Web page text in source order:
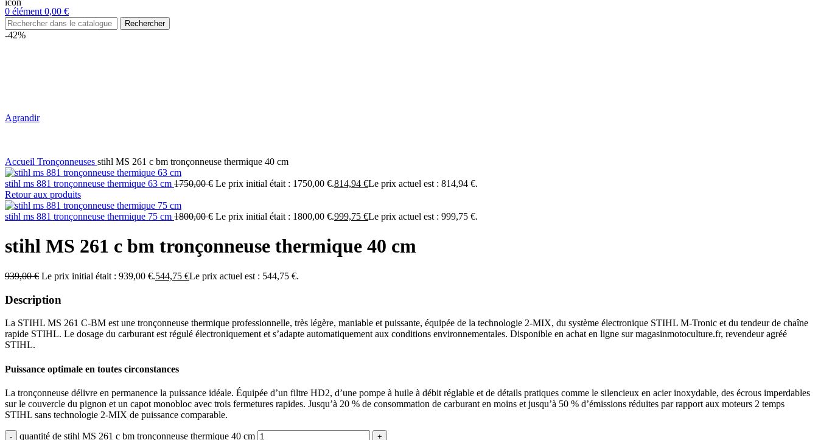
0 élément 0,00 €
Rechercher
-42%
Agrandir
Accueil Tronçonneuses stihl MS 261 c bm tronçonneuse thermique 40 cm
stihl ms 881 tronçonneuse thermique 63 cm 1750,00€ Le prix initial était : 1750,00 €.814,94 €Le prix actuel est : 814,94 €.
Retour aux produits
stihl ms 881 tronçonneuse thermique 75 cm 1800,00€ Le prix initial était : 1800,00 €.999,75 €Le prix actuel est : 999,75 €.
stihl MS 261 c bm tronçonneuse thermique 40 cm
939,00€ Le prix initial était : 939,00 €.544,75 €Le prix actuel est : 544,75 €.
Description
La STIHL MS 261 C-BM est une tronçonneuse thermique professionnelle, très légère, maniable et puissante, équipée de la technologie 2-MIX, du système électronique STIHL M-Tronic et du tendeur de chaîne
rapide STIHL. Le dosage du carburant est régulé électroniquement et s’adapte automatiquement aux conditions environnementales. Disponible en achat en ligne sur magasinmotoculture.fr, revendeur agréé
STIHL.
Puissance optimale en toutes circonstances
La tronçonneuse délivre en permanence la puissance idéale. Équipée d’un filtre HD2, d’une pompe à huile à débit réglable et de détails pratiques comme le silencieux en acier inoxydable, des écrous imperdables
sur le couvercle du pignon et un capot monobloc avec trois fermetures rapides. Jusqu’à 20 % de consommation de carburant en moins et jusqu’à 50 % d’émissions réduites par rapport aux moteurs 2 temps
STIHL sans technologie 2-MIX de puissance comparable.
quantité de stihl MS 261 c bm tronçonneuse thermique 40 cm